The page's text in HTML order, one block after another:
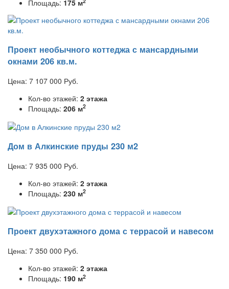
Площадь: 175 м
Проект необычного коттеджа с мансардными
окнами 206 кв.м.
Цена: 7 107 000 Руб.
Кол-во этажей: 2 этажа
Площадь: 206 м2
Дом в Алкинские пруды 230 м2
Цена: 7 935 000 Руб.
Кол-во этажей: 2 этажа
Площадь: 230 м2
Проект двухэтажного дома с террасой и навесом
Цена: 7 350 000 Руб.
Кол-во этажей: 2 этажа
Площадь: 190 м2